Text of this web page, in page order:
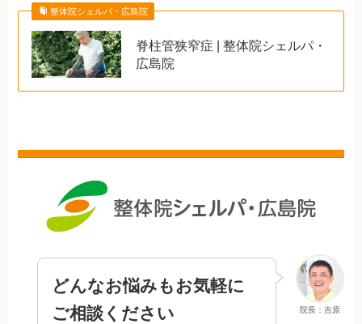
整体院シェルパ・広島院
脊柱管狭窄症 | 整体院シェルパ・
広島院
院長：吉原
どんなお悩みもお気軽に
ご相談ください